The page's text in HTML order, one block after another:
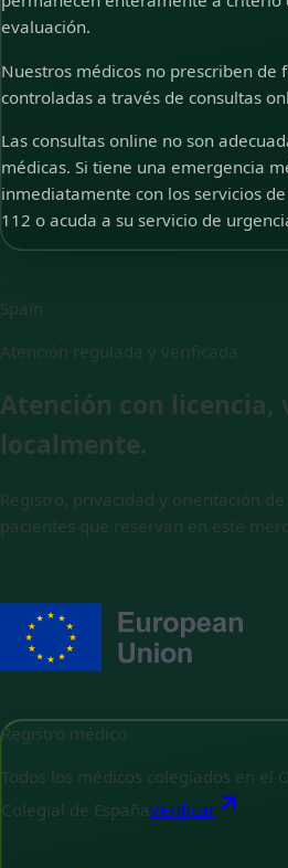
evaluación.
Nuestros médicos no prescriben de
controladas a través de consultas
Las consultas online no son
médicas. Si tiene una emergencia
inmediatamente con los servicios
112 o acuda a su servicio de
Spain
Atención regulada y verificada
Atención con licencia,
localmente.
Registro, privacidad y orientación
pacientes que reservan en este
Registro médico
Todos los médicos colegiados en el
Colegial de EspañaVerificar